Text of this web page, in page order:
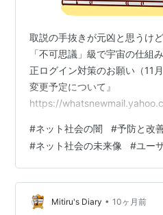
取説の手抜きが元凶と思うけ
「不可思議」級で宇宙の仕組
正ログイン対策のお願い（11
変更予定について』
https://
#ネット社会の闇 #予防と改
#ネット社会の未来像 #ユー
Mitiru's Diary • 10ヶ月前